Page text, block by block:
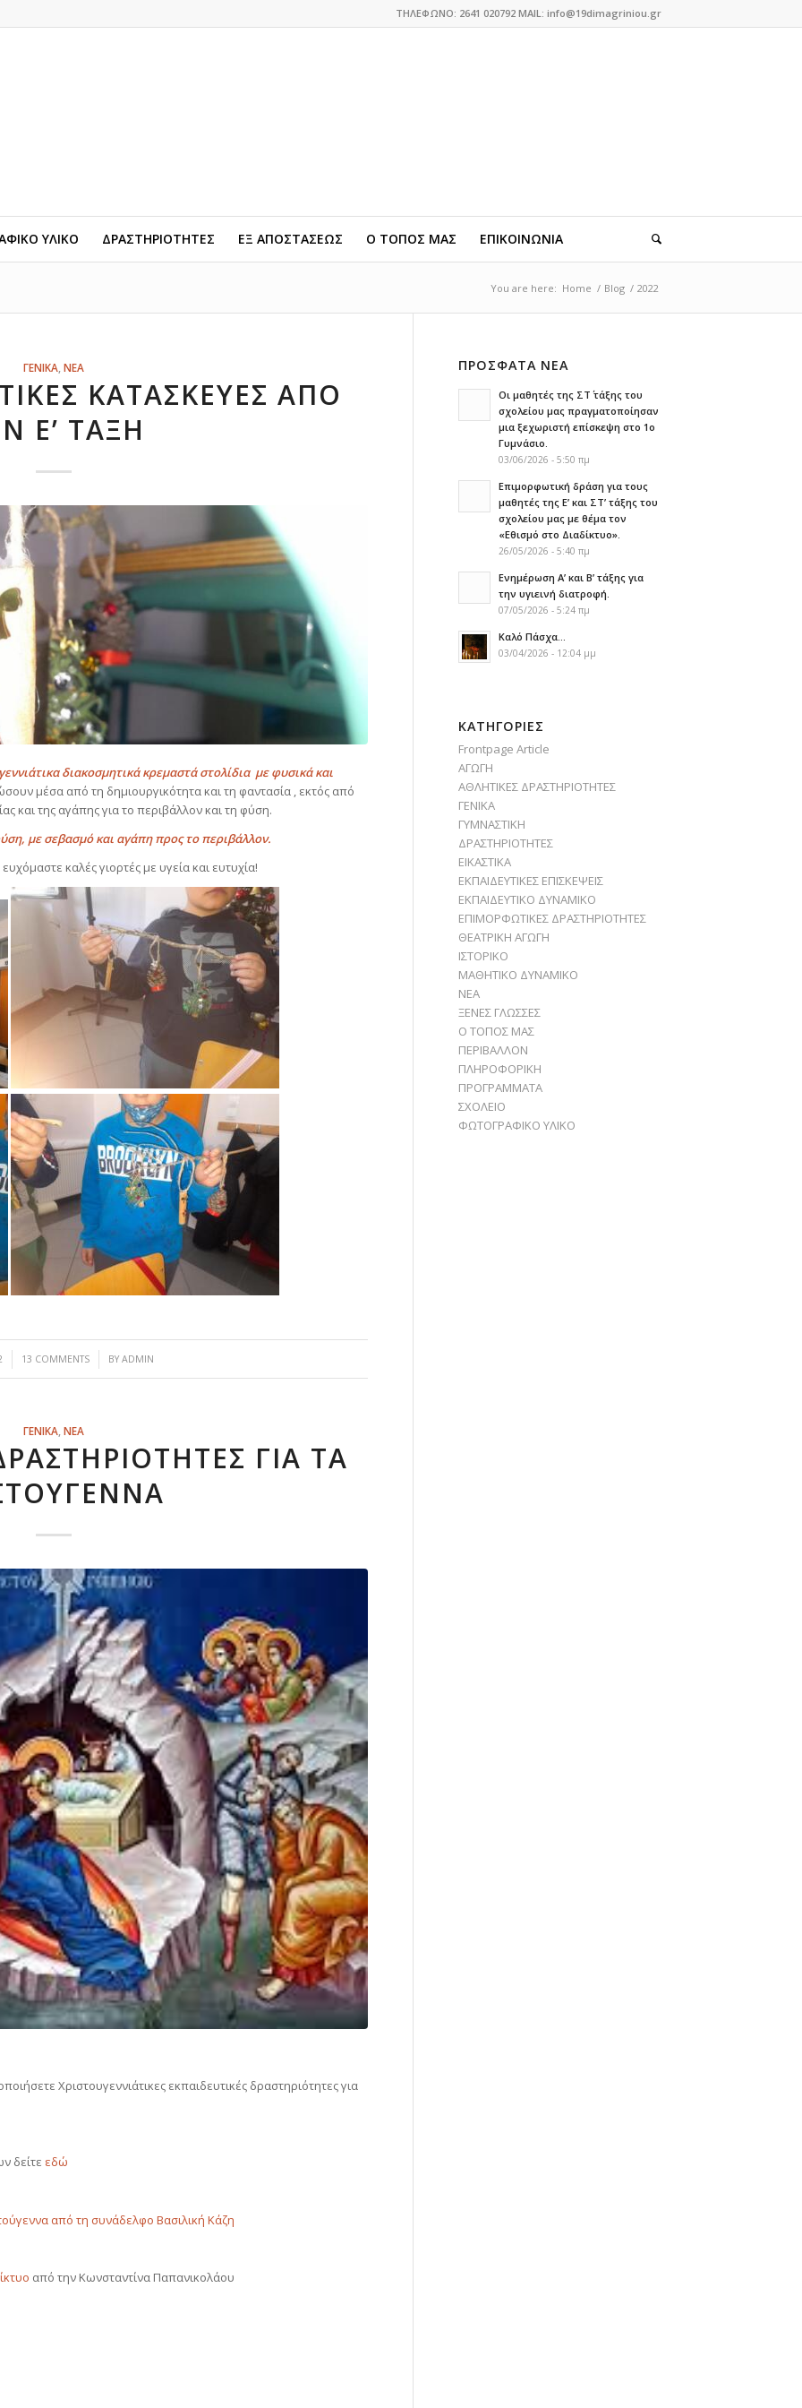
ΤΗΛΕΦΩΝΟ: 2641 020792 MAIL: info@19dimagriniou.gr
ΥΛΙΚΟ ΔΡΑΣΤΗΡΙΟΤΗΤΕΣ ΕΞ ΑΠΟΣΤΑΣΕΩΣ Ο ΤΟΠΟΣ ΜΑΣ ΕΠΙΚΟΙΝΩΝΙΑ
You are here: Home / Blog / 2022
ΓΕΝΙΚΑ, ΝΕΑ
ΚΑΤΑΣΚΕΥΈΣ ΑΠΌ
Ε’ ΤΆΞΗ
διακοσμητικά κρεμαστά στολίδια με φυσικά και
μέσα από τη δημιουργικότητα και τη φαντασία , εκτός από
και της αγάπης για το περιβάλλον και τη φύση.
με σεβασμό και αγάπη προς το περιβάλλον.
καλές γιορτές με υγεία και ευτυχία!
13 COMMENTS
/ BYADMIN
ΓΕΝΙΚΑ, ΝΕΑ
ΓΙΑ ΤΑ
Χριστουγεννιάτικες εκπαιδευτικές δραστηριότητες για
δείτε εδώ
από τη συνάδελφο Βασιλική Κάζη
από την Κωνσταντίνα Παπανικολάου
ΠΡΟΣΦΑΤΑ ΝΕΑ
Οι μαθητές της ΣΤ΄ τάξης του
σχολείου μας πραγματοποίησαν
μια ξεχωριστή επίσκεψη στο 1ο
Γυμνάσιο.
03/06/2026 - 5:50 πμ
Επιμορφωτική δράση για τους
μαθητές της Ε’ και ΣΤ’ τάξης του
σχολείου μας με θέμα τον
«Εθισμό στο Διαδίκτυο».
26/05/2026 - 5:40 πμ
Ενημέρωση Α’ και Β’ τάξης για
την υγιεινή διατροφή.
07/05/2026 - 5:24 πμ
Καλό Πάσχα…
03/04/2026 - 12:04 μμ
KΑΤΗΓΟΡΊΕΣ
Frontpage Article
ΑΓΩΓΗ
ΑΘΛΗΤΙΚΕΣ ΔΡΑΣΤΗΡΙΟΤΗΤΕΣ
ΓΕΝΙΚΑ
ΓΥΜΝΑΣΤΙΚΗ
ΔΡΑΣΤΗΡΙΟΤΗΤΕΣ
ΕΙΚΑΣΤΙΚΑ
ΕΚΠΑΙΔΕΥΤΙΚΕΣ ΕΠΙΣΚΕΨΕΙΣ
ΕΚΠΑΙΔΕΥΤΙΚΟ ΔΥΝΑΜΙΚΟ
ΕΠΙΜΟΡΦΩΤΙΚΕΣ ΔΡΑΣΤΗΡΙΟΤΗΤΕΣ
ΘΕΑΤΡΙΚΗ ΑΓΩΓΗ
ΙΣΤΟΡΙΚΟ
ΜΑΘΗΤΙΚΟ ΔΥΝΑΜΙΚΟ
ΝΕΑ
ΞΕΝΕΣ ΓΛΩΣΣΕΣ
Ο ΤΟΠΟΣ ΜΑΣ
ΠΕΡΙΒΑΛΛΟΝ
ΠΛΗΡΟΦΟΡΙΚΗ
ΠΡΟΓΡΑΜΜΑΤΑ
ΣΧΟΛΕΙΟ
ΦΩΤΟΓΡΑΦΙΚΟ ΥΛΙΚΟ